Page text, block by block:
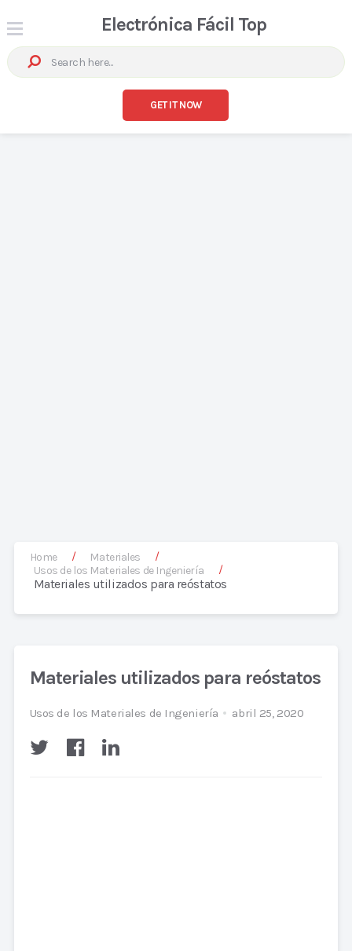
Electrónica Fácil Top
GET IT NOW
Home / Materiales
/
Usos de los Materiales de Ingeniería
/
Materiales utilizados para reóstatos
Materiales utilizados para reóstatos
Usos de los Materiales de Ingeniería abril 25, 2020